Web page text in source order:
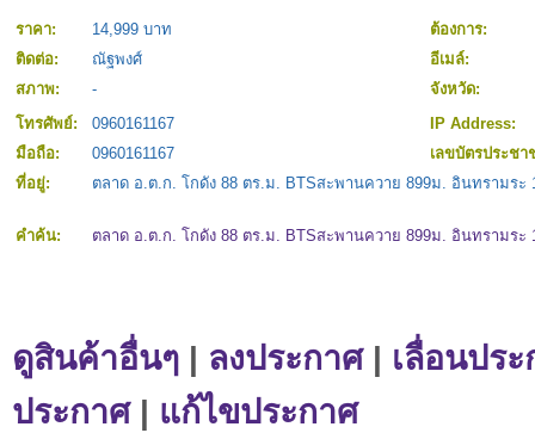
ราคา: 14,999 บาท
ต้องการ:
ติดต่อ:
ณัฐพงศ์
อีเมล์:
สภาพ:
-
จังหวัด:
โทรศัพย์:
0960161167
IP Address:
มือถือ:
0960161167
เลขบัตรประช
ที่อยู่:
ตลาด อ.ต.ก. โกดัง 88 ตร.ม. BTSสะพานควาย 899ม. อินทรามระ
คำค้น: ตลาด อ.ต.ก. โกดัง 88 ตร.ม. BTSสะพานควาย 899ม. อินทรามระ
ดูสินค้าอื่นๆ | ลงประกาศ| เลื่อนปร
ประกาศ| แก้ไขประกาศ